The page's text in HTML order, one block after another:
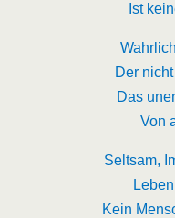
Ist
Der
Das
Von
Seltsam,
Kein